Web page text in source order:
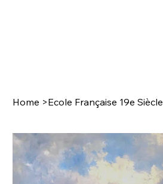
Home >Ecole Française 19e Siècle